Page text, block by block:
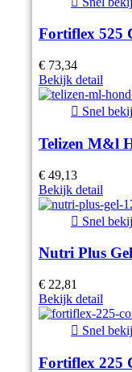
Fortiflex 525
€ 73,34
Bekijk detail
 Snel
Telizen M&l
€ 49,13
Bekijk detail
 Snel
Nutri Plus
€ 22,81
Bekijk detail
 Snel
Fortiflex 225